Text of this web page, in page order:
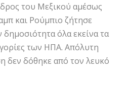
του Μεξικού αμέσως
και Ρούμπιο ζήτησε
όλα εκείνα τα
των ΗΠΑ. Απόλυτη
δεν δόθηκε από τον λευκό